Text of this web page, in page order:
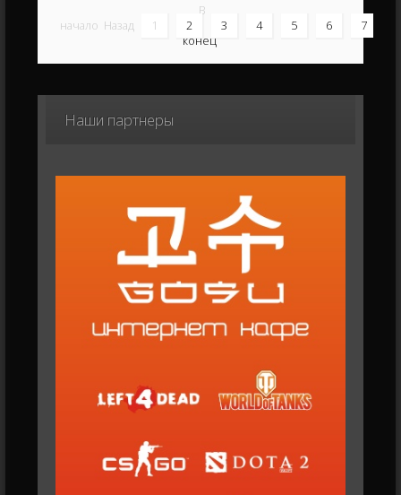
В
начало Назад 1 2 3 4 5 6 7
конец
Наши партнеры